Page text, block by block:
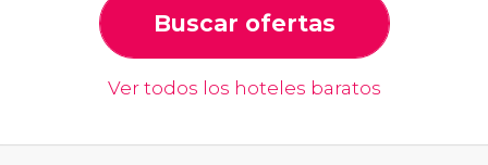
Buscar ofertas
Ver todos los hoteles baratos